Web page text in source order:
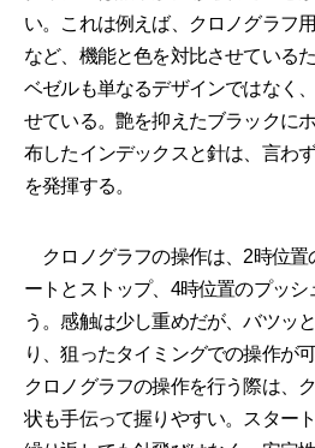
い。これは例えば、クロノグラフ
など、機能と色を対比させている
ベゼルも単なるデザインではなく
せている。艶を抑えたブラックに
布したインデックスと針は、言わ
を発揮する。
クロノグラフの操作は、2時位置
ートとストップ、4時位置のプッ
う。感触は少し重めだが、バツッ
り、狙ったタイミングでの操作が
クロノグラフの操作を行う際は、
状も手伝って握りやすい。スター